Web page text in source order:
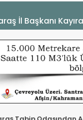
İl Başkanı